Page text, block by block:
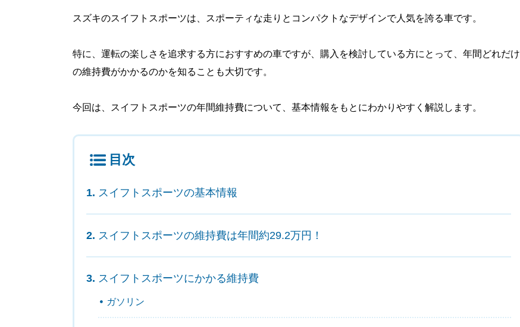
スズキのスイフトスポーツは、スポーティな走りとコンパクトなデザインで人気を誇る車です。
特に、運転の楽しさを追求する方におすすめの車ですが、購入を検討している方にとって、年間どれだけ
の維持費がかかるのかを知ることも大切です。
今回は、スイフトスポーツの年間維持費について、基本情報をもとにわかりやすく解説します。
目次
スイフトスポーツの基本情報
スイフトスポーツの維持費は年間約29.2万円！
スイフトスポーツにかかる維持費
ガソリン